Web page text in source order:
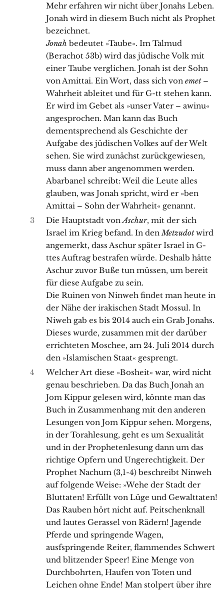
Mehr erfahren wir nicht über Jonahs Leben.
Jonah wird in diesem Buch nicht als Prophet
bezeichnet.
Jonah bedeutet »Taube«. Im Talmud
(Berachot 53b) wird das jüdische Volk mit
einer Taube verglichen. Jonah ist der Sohn
von Amittai. Ein Wort, dass sich von emet–
Wahrheit ableitet und für G-tt stehen kann.
Er wird im Gebet als »unser Vater – awinu«
angesprochen. Man kann das Buch
dementsprechend als Geschichte der
Aufgabe des jüdischen Volkes auf der Welt
sehen. Sie wird zunächst zurückgewiesen,
muss dann aber angenommen werden.
Abarbanel schreibt: Weil die Leute alles
glauben, was Jonah spricht, wird er »ben
Amittai – Sohn der Wahrheit« genannt.
3
Die Hauptstadt vonAschur, mit der sich
Israel im Krieg befand. In denMetzudotwird
angemerkt, dass Aschur später Israel in G-
ttes Auftrag bestrafen würde. Deshalb hätte
Aschur zuvor Buße tun müssen, um bereit
für diese Aufgabe zu sein.
Die Ruinen von Ninweh findet man heute in
der Nähe der irakischen Stadt Mossul. In
Niweh gab es bis 2014 auch ein Grab Jonahs.
Dieses wurde, zusammen mit der darüber
errichteten Moschee, am 24. Juli 2014 durch
den »Islamischen Staat« gesprengt.
4
Welcher Art diese »Bosheit« war, wird nicht
genau beschrieben. Da das Buch Jonah an
Jom Kippur gelesen wird, könnte man das
Buch in Zusammenhang mit den anderen
Lesungen von Jom Kippur sehen. Morgens,
in der Torahlesung, geht es um Sexualität
und in der Prophetenlesung dann um das
richtige Opfern und Ungerechtigkeit. Der
Prophet Nachum (3,1-4) beschreibt Ninweh
auf folgende Weise: »Wehe der Stadt der
Bluttaten! Erfüllt von Lüge und Gewalttaten!
Das Rauben hört nicht auf. Peitschenknall
und lautes Gerassel von Rädern! Jagende
Pferde und springende Wagen,
ausfspringende Reiter, flammendes Schwert
und blitzender Speer! Eine Menge von
Durchbohrten, Haufen von Toten und
Leichen ohne Ende! Man stolpert über ihre